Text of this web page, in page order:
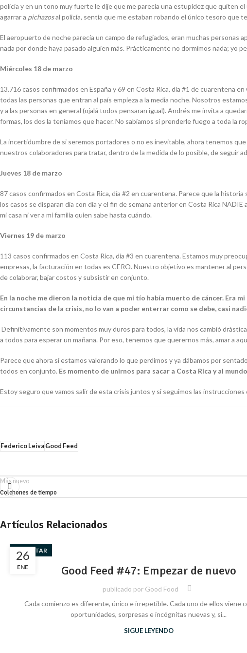
policía y en un tono muy fuerte le dije que me parecía una estupidez que quiten
agarrar a pichazosal policía, sentía que me estaban robando el único tesoro que
El aeropuerto de noche parecía un campo de refugiados, eran muchas
nada por donde haya pasado alguien más. Prácticamente no dormimos nada; yo
Miércoles 18 de marzo
13.716 casos confirmados en España y 69 en Costa Rica, día #1 de cuarentena
todas las personas que entran al país empieza a la media noche. Nosotros
y a las personas en general (ojalá todos pensaran igual). Andrés me invita a
formas, los dos la teníamos que hacer. No sabíamos sí prenderle fuego a toda la
La incertidumbre de si seremos portadores o no es inevitable, ahora tenemos
nuestros colaboradores para tratar, dentro de la medida de lo posible, de seguir
Jueves 18 de marzo
87 casos confirmados en Costa Rica, día #2 en cuarentena. Parece que la
los casos se disparan día con día y el fin de semana anterior en Costa Rica
mi casa ni ver a mi familia quien sabe hasta cuándo.
Viernes 19 de marzo
113 casos confirmados en Costa Rica, día #3 en cuarentena. Estamos muy
empresas, la facturación en todas es CERO. Nuestro objetivo es mantener al
de colaborar, bajar costos y subsistir en conjunto.
En la noche me dieron la noticia de que mi tío había muerto de cáncer. Era
circunstancias de la crisis, no lo van a poder enterrar como se debe, casi
Definitivamente son momentos muy duros para todos, la vida nos cambió
a todos para esperar un mañana. Por eso, tenemos que querernos más, amar a
Parece que ahora sí estamos valorando lo que perdimos y ya dábamos por
todos en conjunto. Es momento de unirnos para sacar a Costa Rica y al
Estoy seguro que vamos salir de esta crisis juntos y si seguimos las
Federico LeivaGood Feed
Más nuevo
Colchones de tiempo
Artículos Relacionados
26
ENE
BIENESTAR
Good Feed #47: Empezar de nuevo
publicado por Good Food
Cada comienzo es diferente, único e irrepetible. Cada uno de ellos viene
oportunidades, sorpresas e incógnitas nuevas y, si...
SIGUE LEYENDO